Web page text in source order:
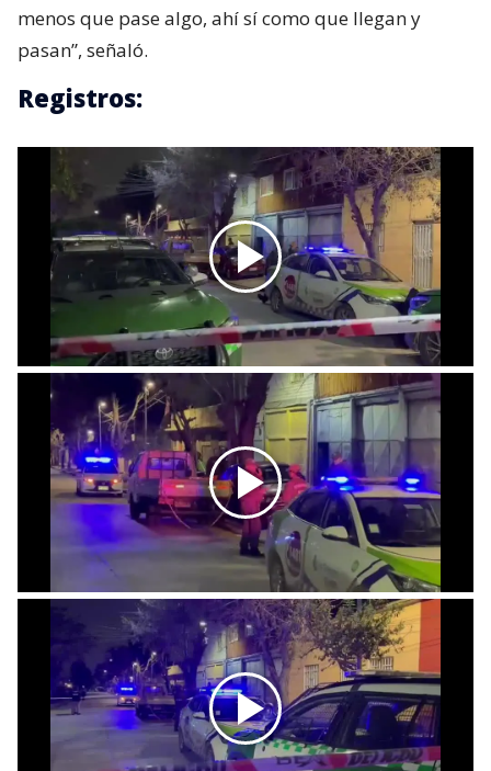
menos que pase algo, ahí sí como que llegan y
pasan”, señaló.
Registros: